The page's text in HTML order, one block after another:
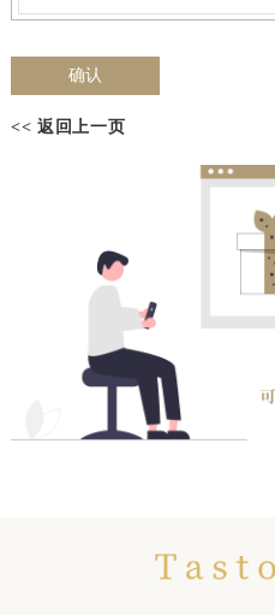
<< 返回上一页